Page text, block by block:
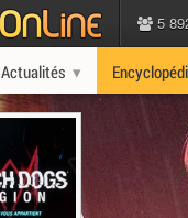
5
Actualités